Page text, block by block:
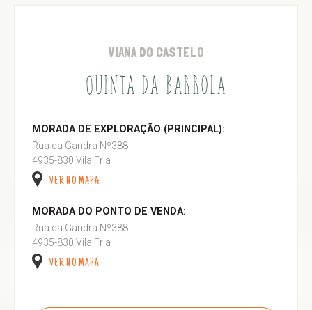
VIANA DO CASTELO
QUINTA DA BARROLA
MORADA DE EXPLORAÇÃO (PRINCIPAL):
Rua da Gandra Nº388
4935-830 Vila Fria
VER NO MAPA
MORADA DO PONTO DE VENDA:
Rua da Gandra Nº388
4935-830 Vila Fria
VER NO MAPA